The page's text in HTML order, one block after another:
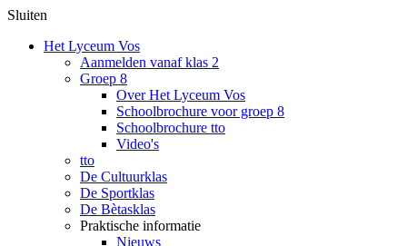
Sluiten
Het Lyceum Vos
Aanmelden vanaf klas 2
Groep 8
Over Het Lyceum Vos
Schoolbrochure voor groep 8
Schoolbrochure tto
Video's
tto
De Cultuurklas
De Sportklas
De Bètasklas
Praktische informatie
Nieuws